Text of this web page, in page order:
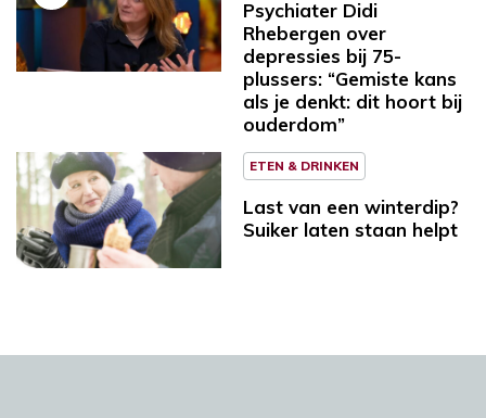
Psychiater Didi
Rhebergen over
depressies bij 75-
plussers: “Gemiste kans
als je denkt: dit hoort bij
ouderdom”
ETEN & DRINKEN
Last van een winterdip?
Suiker laten staan helpt